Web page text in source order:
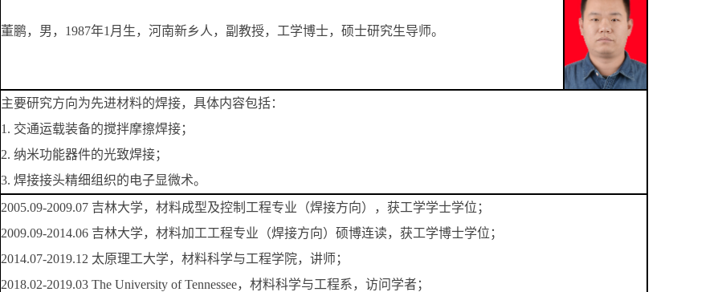
董鹏，男，1987年1月生，河南新乡人，副教授，工学博士，硕士研究生导师。
主要研究方向为先进材料的焊接，具体内容包括：
1. 交通运载装备的搅拌摩擦焊接；
2. 纳米功能器件的光致焊接；
3. 焊接接头精细组织的电子显微术。
2005.09-2009.07 吉林大学，材料成型及控制工程专业（焊接方向），获工学学士学位；
2009.09-2014.06 吉林大学，材料加工工程专业（焊接方向）硕博连读，获工学博士学位；
2014.07-2019.12 太原理工大学，材料科学与工程学院，讲师；
2018.02-2019.03 The University of Tennessee，材料科学与工程系，访问学者；